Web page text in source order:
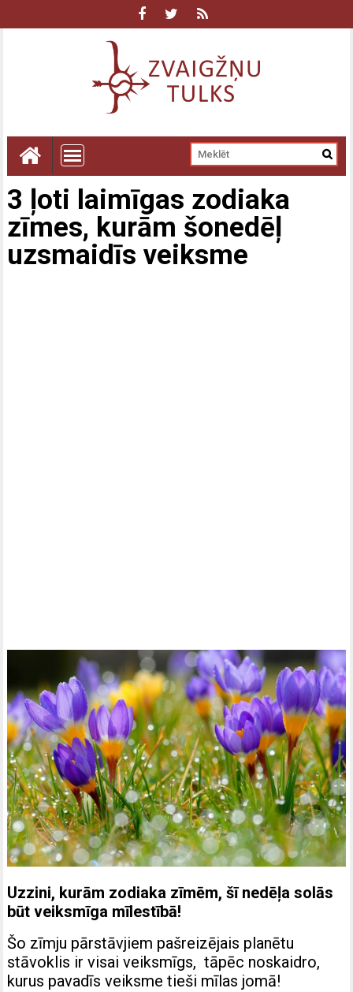
3 ļoti laimīgas zodiaka
zīmes, kurām šonedēļ
uzsmaidīs veiksme
Uzzini, kurām zodiaka zīmēm, šī nedēļa solās
būt veiksmīga mīlestībā!
Šo zīmju pārstāvjiem pašreizējais planētu
stāvoklis ir visai veiksmīgs, tāpēc noskaidro,
kurus pavadīs veiksme tieši mīlas jomā!